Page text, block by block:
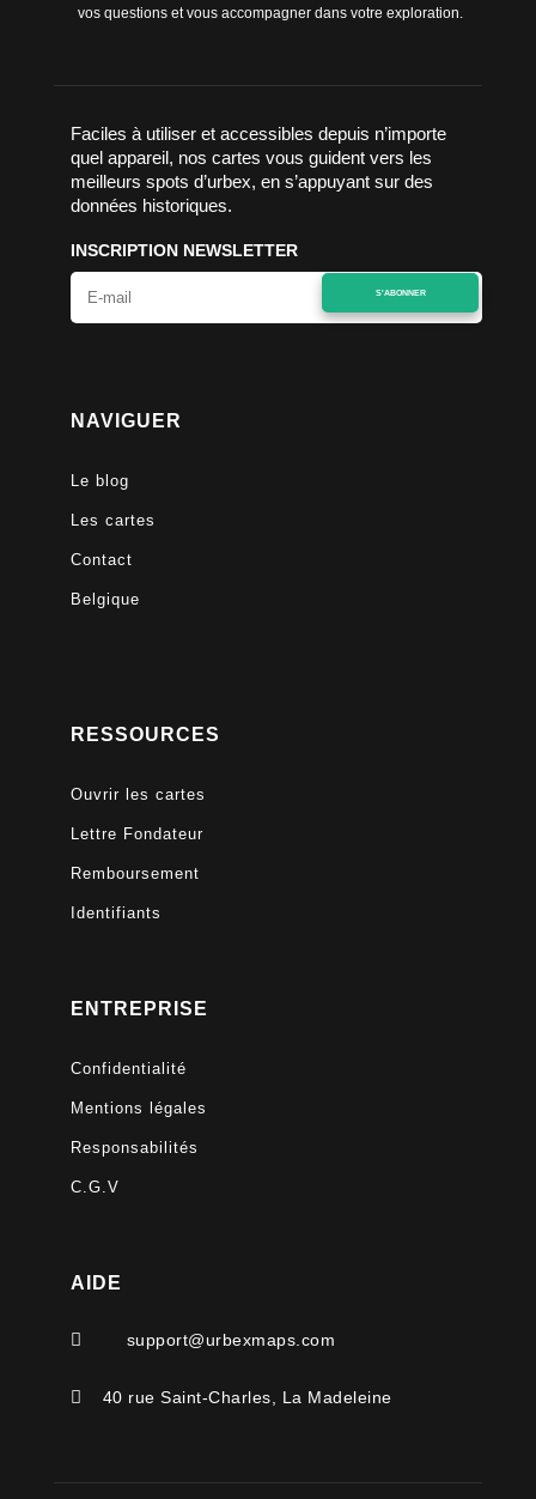
vos questions et vous accompagner dans votre exploration.
Faciles à utiliser et accessibles depuis n’importe
quel appareil, nos cartes vous guident vers les
meilleurs spots d’urbex, en s’appuyant sur des
données historiques.
INSCRIPTION NEWSLETTER
S'ABONNER
NAVIGUER
Le blog
Les cartes
Contact
Belgique
RESSOURCES
Ouvrir les cartes
Lettre Fondateur
Remboursement
Identifiants
ENTREPRISE
Confidentialité
Mentions légales
Responsabilités
C.G.V
AIDE
 support@urbexmaps.com
 40 rue Saint-Charles, La Madeleine